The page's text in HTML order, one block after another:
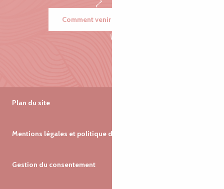
Comment venir ?
Plan du site
Mentions légales et politique de confidentialité
Gestion du consentement